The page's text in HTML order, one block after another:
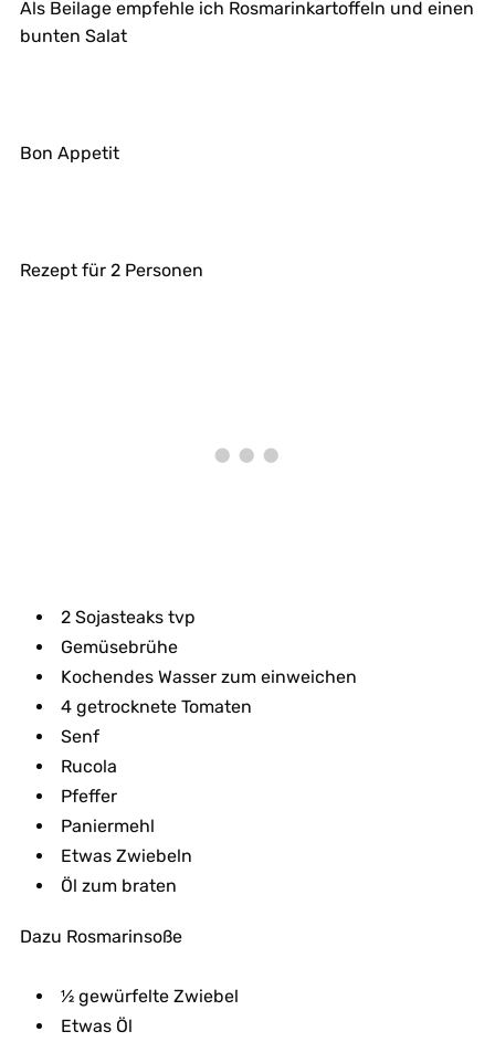
Als Beilage empfehle ich Rosmarinkartoffeln und einen
bunten Salat
Bon Appetit
Rezept für 2 Personen
2 Sojasteaks tvp
Gemüsebrühe
Kochendes Wasser zum einweichen
4 getrocknete Tomaten
Senf
Rucola
Pfeffer
Paniermehl
Etwas Zwiebeln
Öl zum braten
Dazu Rosmarinsoße
½ gewürfelte Zwiebel
Etwas Öl